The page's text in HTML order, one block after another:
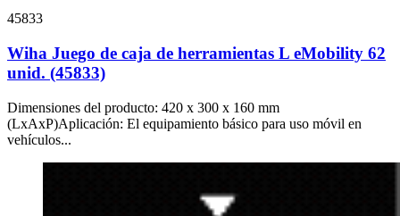
45833
Wiha Juego de caja de herramientas L eMobility 62
unid. (45833)
Dimensiones del producto: 420 x 300 x 160 mm
(LxAxP)Aplicación: El equipamiento básico para uso móvil en
vehículos...